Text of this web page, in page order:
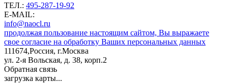
ТЕЛ.: 495-287-19-92
E-MAIL:
info@naocl.ru
продолжая пользование настоящим сайтом, Вы выражаете
свое согласие на обработку Ваших персональных данных
111674,Россия, г.Москва
ул. 2-я Вольская, д. 38, корп.2
Обратная связь
загрузка карты...